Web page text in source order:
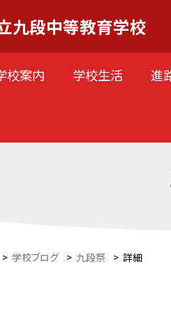
九段中等教育学校
校案内 学校生活 進
> 学校ブログ > 九段祭 > 詳細